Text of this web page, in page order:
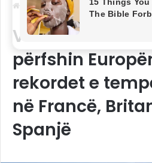
Ballina /BOTA
Vala e të nxehtit
përfshin
rekordet e
në Francë,
Spanjë